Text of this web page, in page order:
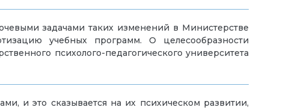
задачами таких изменений в Министерстве
учебных программ. О целесообразности
психолого-педагогического университета
и это сказывается на их психическом развитии,